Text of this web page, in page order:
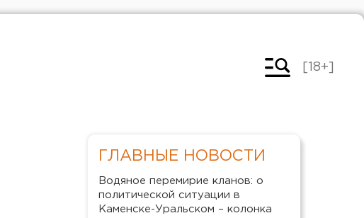
[18+]
ГЛАВНЫЕ НОВОСТИ
Водяное перемирие кланов: о
политической ситуации в
Каменске-Уральском – колонка